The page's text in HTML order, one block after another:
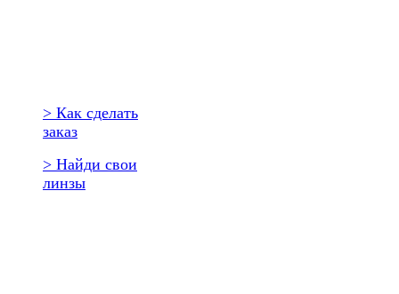
> Как сделать
заказ
> Найди свои
линзы